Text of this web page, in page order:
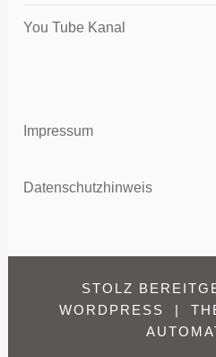
You Tube Kanal
Impressum
Datenschutzhinweis
STOLZ
WORDPRESS
|